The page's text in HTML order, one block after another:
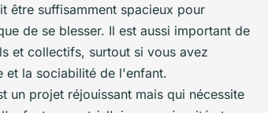
être suffisamment spacieux pour
de se blesser. Il est aussi important de
et collectifs, surtout si vous avez
et la sociabilité de l'enfant.
un projet réjouissant mais qui nécessite